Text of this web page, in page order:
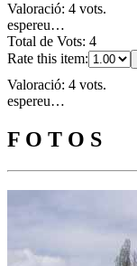
Valoració: 4 vots.
espereu…
Total de Vots: 4
Rate this item:
Valoració: 4 vots.
espereu…
F O T O S